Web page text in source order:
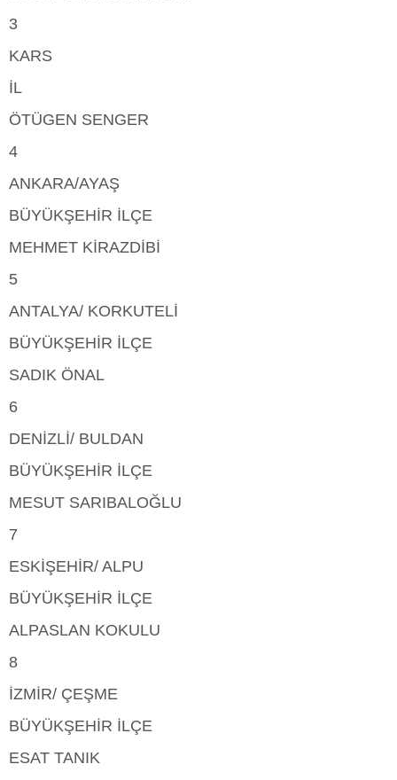
3
KARS
İL
ÖTÜGEN SENGER
4
ANKARA/AYAŞ
BÜYÜKŞEHİR İLÇE
MEHMET KİRAZDİBİ
5
ANTALYA/ KORKUTELİ
BÜYÜKŞEHİR İLÇE
SADIK ÖNAL
6
DENİZLİ/ BULDAN
BÜYÜKŞEHİR İLÇE
MESUT SARIBALOĞLU
7
ESKİŞEHİR/ ALPU
BÜYÜKŞEHİR İLÇE
ALPASLAN KOKULU
8
İZMİR/ ÇEŞME
BÜYÜKŞEHİR İLÇE
ESAT TANIK